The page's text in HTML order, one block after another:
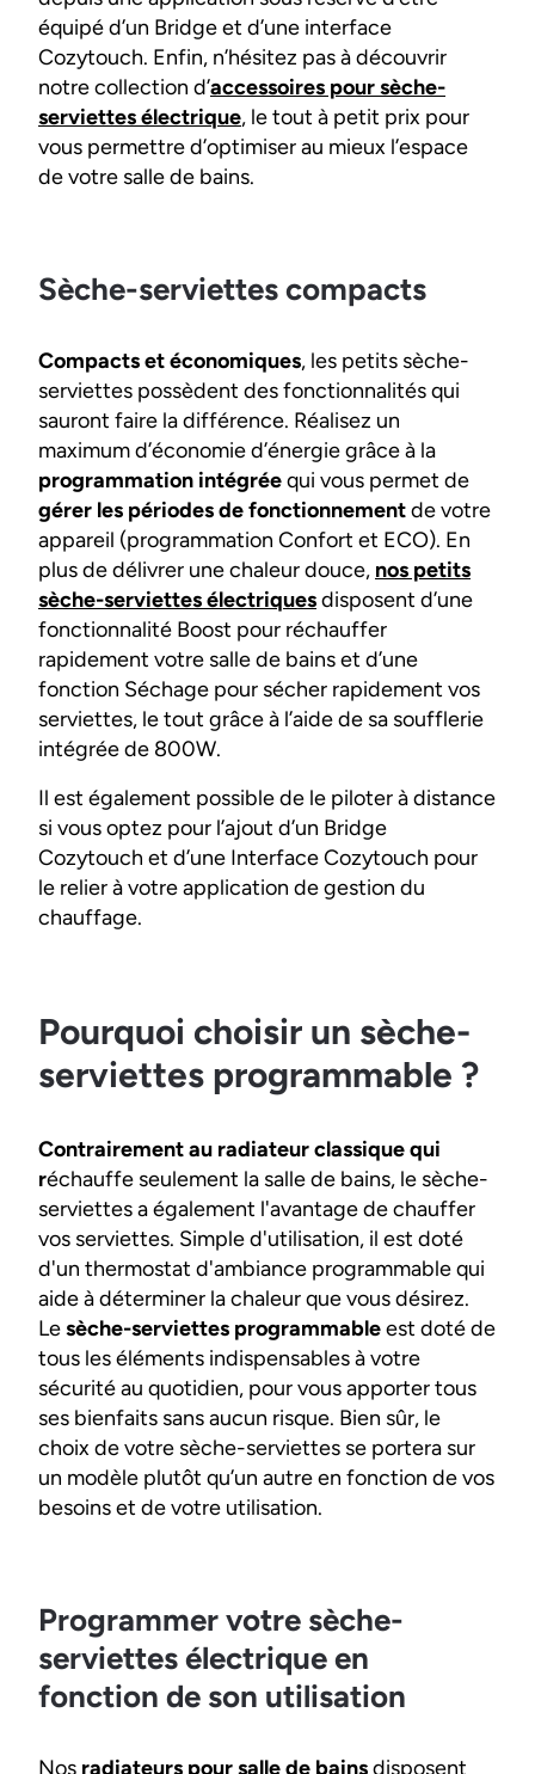
équipé d’un Bridge et d’une interface
Cozytouch. Enfin, n’hésitez pas à découvrir
notre collection d’accessoires pour sèche-
serviettes électrique, le tout à petit prix pour
vous permettre d’optimiser au mieux l’espace
de votre salle de bains.
Sèche-serviettes compacts
Compacts et économiques, les petits sèche-
serviettes possèdent des fonctionnalités qui
sauront faire la différence. Réalisez un
maximum d’économie d’énergie grâce à la
programmation intégréequi vous permet de
gérer les périodes de fonctionnementde votre
appareil (programmation Confort et ECO). En
plus de délivrer une chaleur douce, nos petits
sèche-serviettes électriquesdisposent d’une
fonctionnalité Boost pour réchauffer
rapidement votre salle de bains et d’une
fonction Séchage pour sécher rapidement vos
serviettes, le tout grâce à l’aide de sa soufflerie
intégrée de 800W.
Il est également possible de le piloter à distance
si vous optez pour l’ajout d’un Bridge
Cozytouch et d’une Interface Cozytouch pour
le relier à votre application de gestion du
chauffage.
Pourquoi choisir un sèche-
serviettes programmable ?
Contrairement au radiateur classique qui
réchauffe seulement la salle de bains, le sèche-
serviettes a également l'avantage de chauffer
vos serviettes. Simple d'utilisation, il est doté
d'un thermostat d'ambiance programmable qui
aide à déterminer la chaleur que vous désirez.
Lesèche-serviettes programmableest doté de
tous les éléments indispensables à votre
sécurité au quotidien, pour vous apporter tous
ses bienfaits sans aucun risque. Bien sûr, le
choix de votre sèche-serviettes se portera sur
un modèle plutôt qu’un autre en fonction de vos
besoins et de votre utilisation.
Programmer votre sèche-
serviettes électrique en
fonction de son utilisation
Nos radiateurs pour salle de bainsdisposent